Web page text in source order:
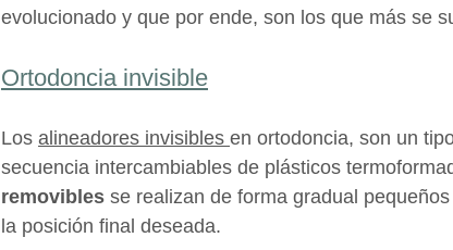
evolucionado y que por ende, son los que más se
Ortodoncia invisible
Los alineadores invisibles en ortodoncia, son un
secuencia intercambiables de plásticos
removibles se realizan de forma gradual
la posición final deseada.